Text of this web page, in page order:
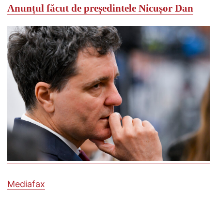
Anunțul făcut de președintele Nicușor Dan
Mediafax